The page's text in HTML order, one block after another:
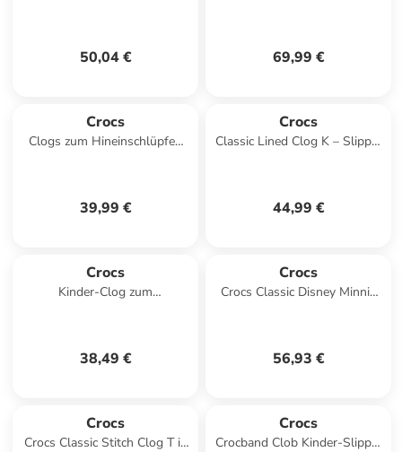
50,04 € 69,99 €
Crocs
Clogs zum Hineinschlüpfen
39,99 €
Crocs
Classic Lined Clog K – Slipper
44,99 €
Crocs
Kinder-Clog zum
38,49 €
Crocs
Crocs Classic Disney Minnie
56,93 €
Crocs
Crocs Classic Stitch Clog T in
Crocs
Crocband Clob Kinder-Slipper